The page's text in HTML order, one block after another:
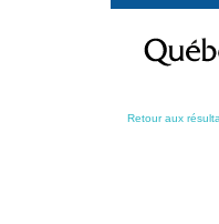
contenu
Retour aux